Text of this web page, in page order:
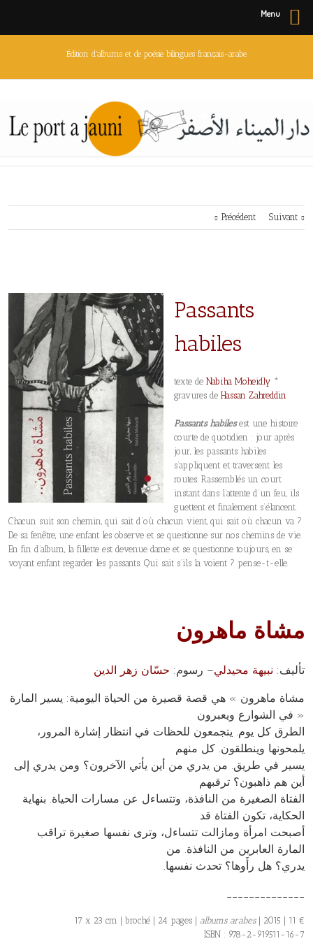
Édition d'albums et de poésie bilingues français-arabe
Précédent Suivant
Passants
habiles
texte de Nabiha Moheidly *
gravures de Hassan Zahreddin
Passants habilesest une histoire
courte de quotidien : jour après
jour, les passants habiles
s’appliquent et traversent les
routes. Rassemblés un court
instant dans l’attente d’un feu, ils
guettent et finalement s’élancent.
Chacun suit son chemin, qui sait d’où chacun vient, qui sait où chacun va ?
De sa fenêtre, une enfant les observe et se questionne sur nos chemins de vie.
En fin d’album, la fillette est devenue dame et se questionne toujours, en se
voyant enfant regarder les passants. Qui sait s’ils la voient ? pense-t-elle.
مشاة ماهرون
تأليف: نبيهة محيدلي– رسوم: حسّان زهر الدين
مشاة ماهرون » هي قصة قصيرة من الحياة اليومية: يسير المارة
في الشوارع ويعبرون »
الطرق كل يوم. يتجمعون للحظات في انتظار إشارة المرور،
يلمحونها وينطلقون. كل منهم
يسير في طريق. من يدري من أين يأتي الآخرون؟ ومن يدري إلى
أين هم ذاهبون؟ ترقبهم
الفتاة الصغيرة من النافذة، وتتساءل عن مسارات الحياة. بنهاية
الحكاية، تكون الفتاة قد
أصبحت امرأة ومازالت تتساءل، وترى نفسها صغيرة تراقب
المارة العابرين من النافذة. من
.يدري؟ هل رأَوها؟ تحدث نفسها
______________
17 x 23 cm | broché | 24 pages | albums arabes| 2015 | 11 €
ISBN : 978-2-919511-16-7
Menu